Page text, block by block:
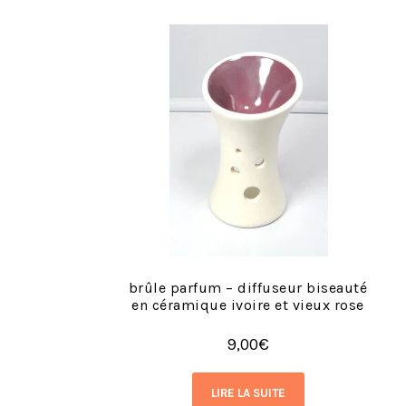
brûle parfum – diffuseur biseauté
en céramique ivoire et vieux rose
9,00€
LIRE LA SUITE